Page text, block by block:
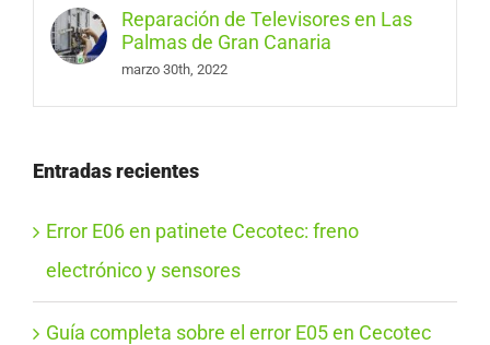
Reparación de Televisores en Las
Palmas de Gran Canaria
marzo 30th, 2022
Entradas recientes
Error E06 en patinete Cecotec: freno
electrónico y sensores
Guía completa sobre el error E05 en Cecotec